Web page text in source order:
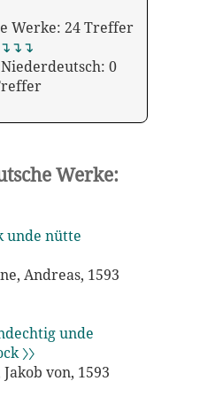
Werke: 24 Treffer
↴↴↴
0
Werke:
unde nütte
Andreas, 1593
unde
〉〉
von, 1593